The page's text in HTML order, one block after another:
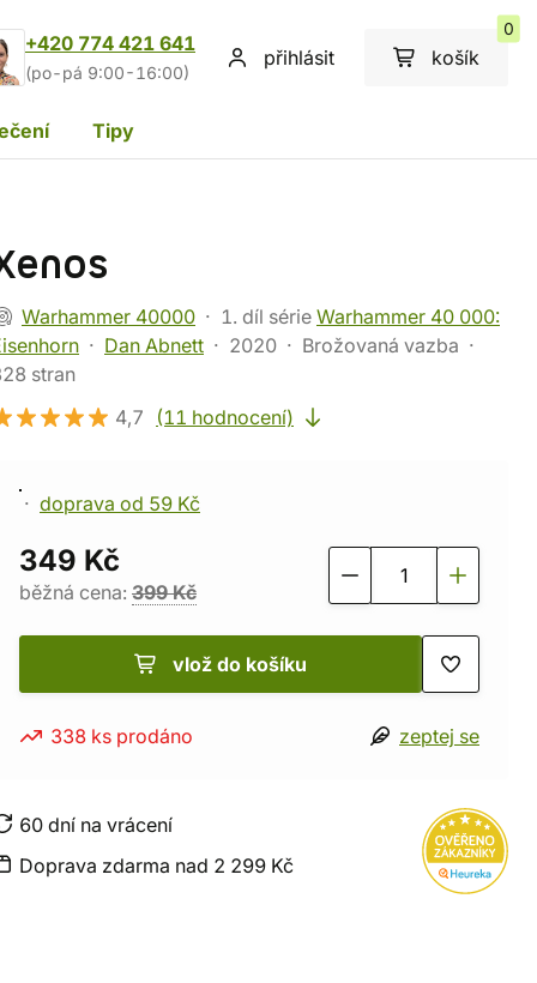
+420 774 421 641
(po-pá 9:00-16:00)
přihlásit košík
0
Tipy
Warhammer 40000 1. díl série Warhammer 40 000:
Dan Abnett 2020
Brožovaná vazba
stran
4,7
(11 hodnocení)
doprava od 59 Kč
349 Kč
běžná cena: 399 Kč
vlož do košíku
338 ks prodáno zeptej se
60 dní na vrácení
Doprava zdarma nad 2 299 Kč